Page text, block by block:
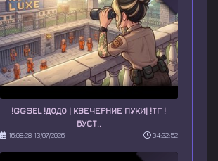
!GGSEL !ДОДО | КВЕЧЕРНИЕ ПУКИ| !ТГ !
БУСТ..
16:08:28 13/07/2026 04:22:52